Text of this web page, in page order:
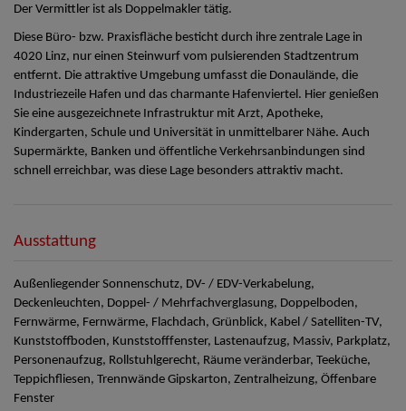
Der Vermittler ist als Doppelmakler tätig.
Diese Büro- bzw. Praxisfläche besticht durch ihre zentrale Lage in
4020 Linz, nur einen Steinwurf vom pulsierenden Stadtzentrum
entfernt. Die attraktive Umgebung umfasst die Donaulände, die
Industriezeile Hafen und das charmante Hafenviertel. Hier genießen
Sie eine ausgezeichnete Infrastruktur mit Arzt, Apotheke,
Kindergarten, Schule und Universität in unmittelbarer Nähe. Auch
Supermärkte, Banken und öffentliche Verkehrsanbindungen sind
schnell erreichbar, was diese Lage besonders attraktiv macht.
Ausstattung
Außenliegender Sonnenschutz DV- / EDV-Verkabelung
Deckenleuchten Doppel- / Mehrfachverglasung Doppelboden
Fernwärme Fernwärme Flachdach Grünblick Kabel / Satelliten-TV
Kunststoffboden Kunststofffenster Lastenaufzug Massiv Parkplatz
Personenaufzug Rollstuhlgerecht Räume veränderbar Teeküche
Teppichfliesen Trennwände Gipskarton Zentralheizung Öffenbare
Fenster